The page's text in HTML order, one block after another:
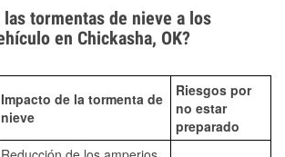
las tormentas de nieve a los
en Chickasha, OK?
Impacto de la tormenta de
nieve
Riesgos por
no estar
preparado